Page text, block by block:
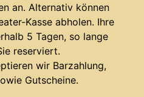
an. Alternativ können
Kasse abholen. Ihre
5 Tagen, so lange
reserviert.
wir Barzahlung,
Gutscheine.